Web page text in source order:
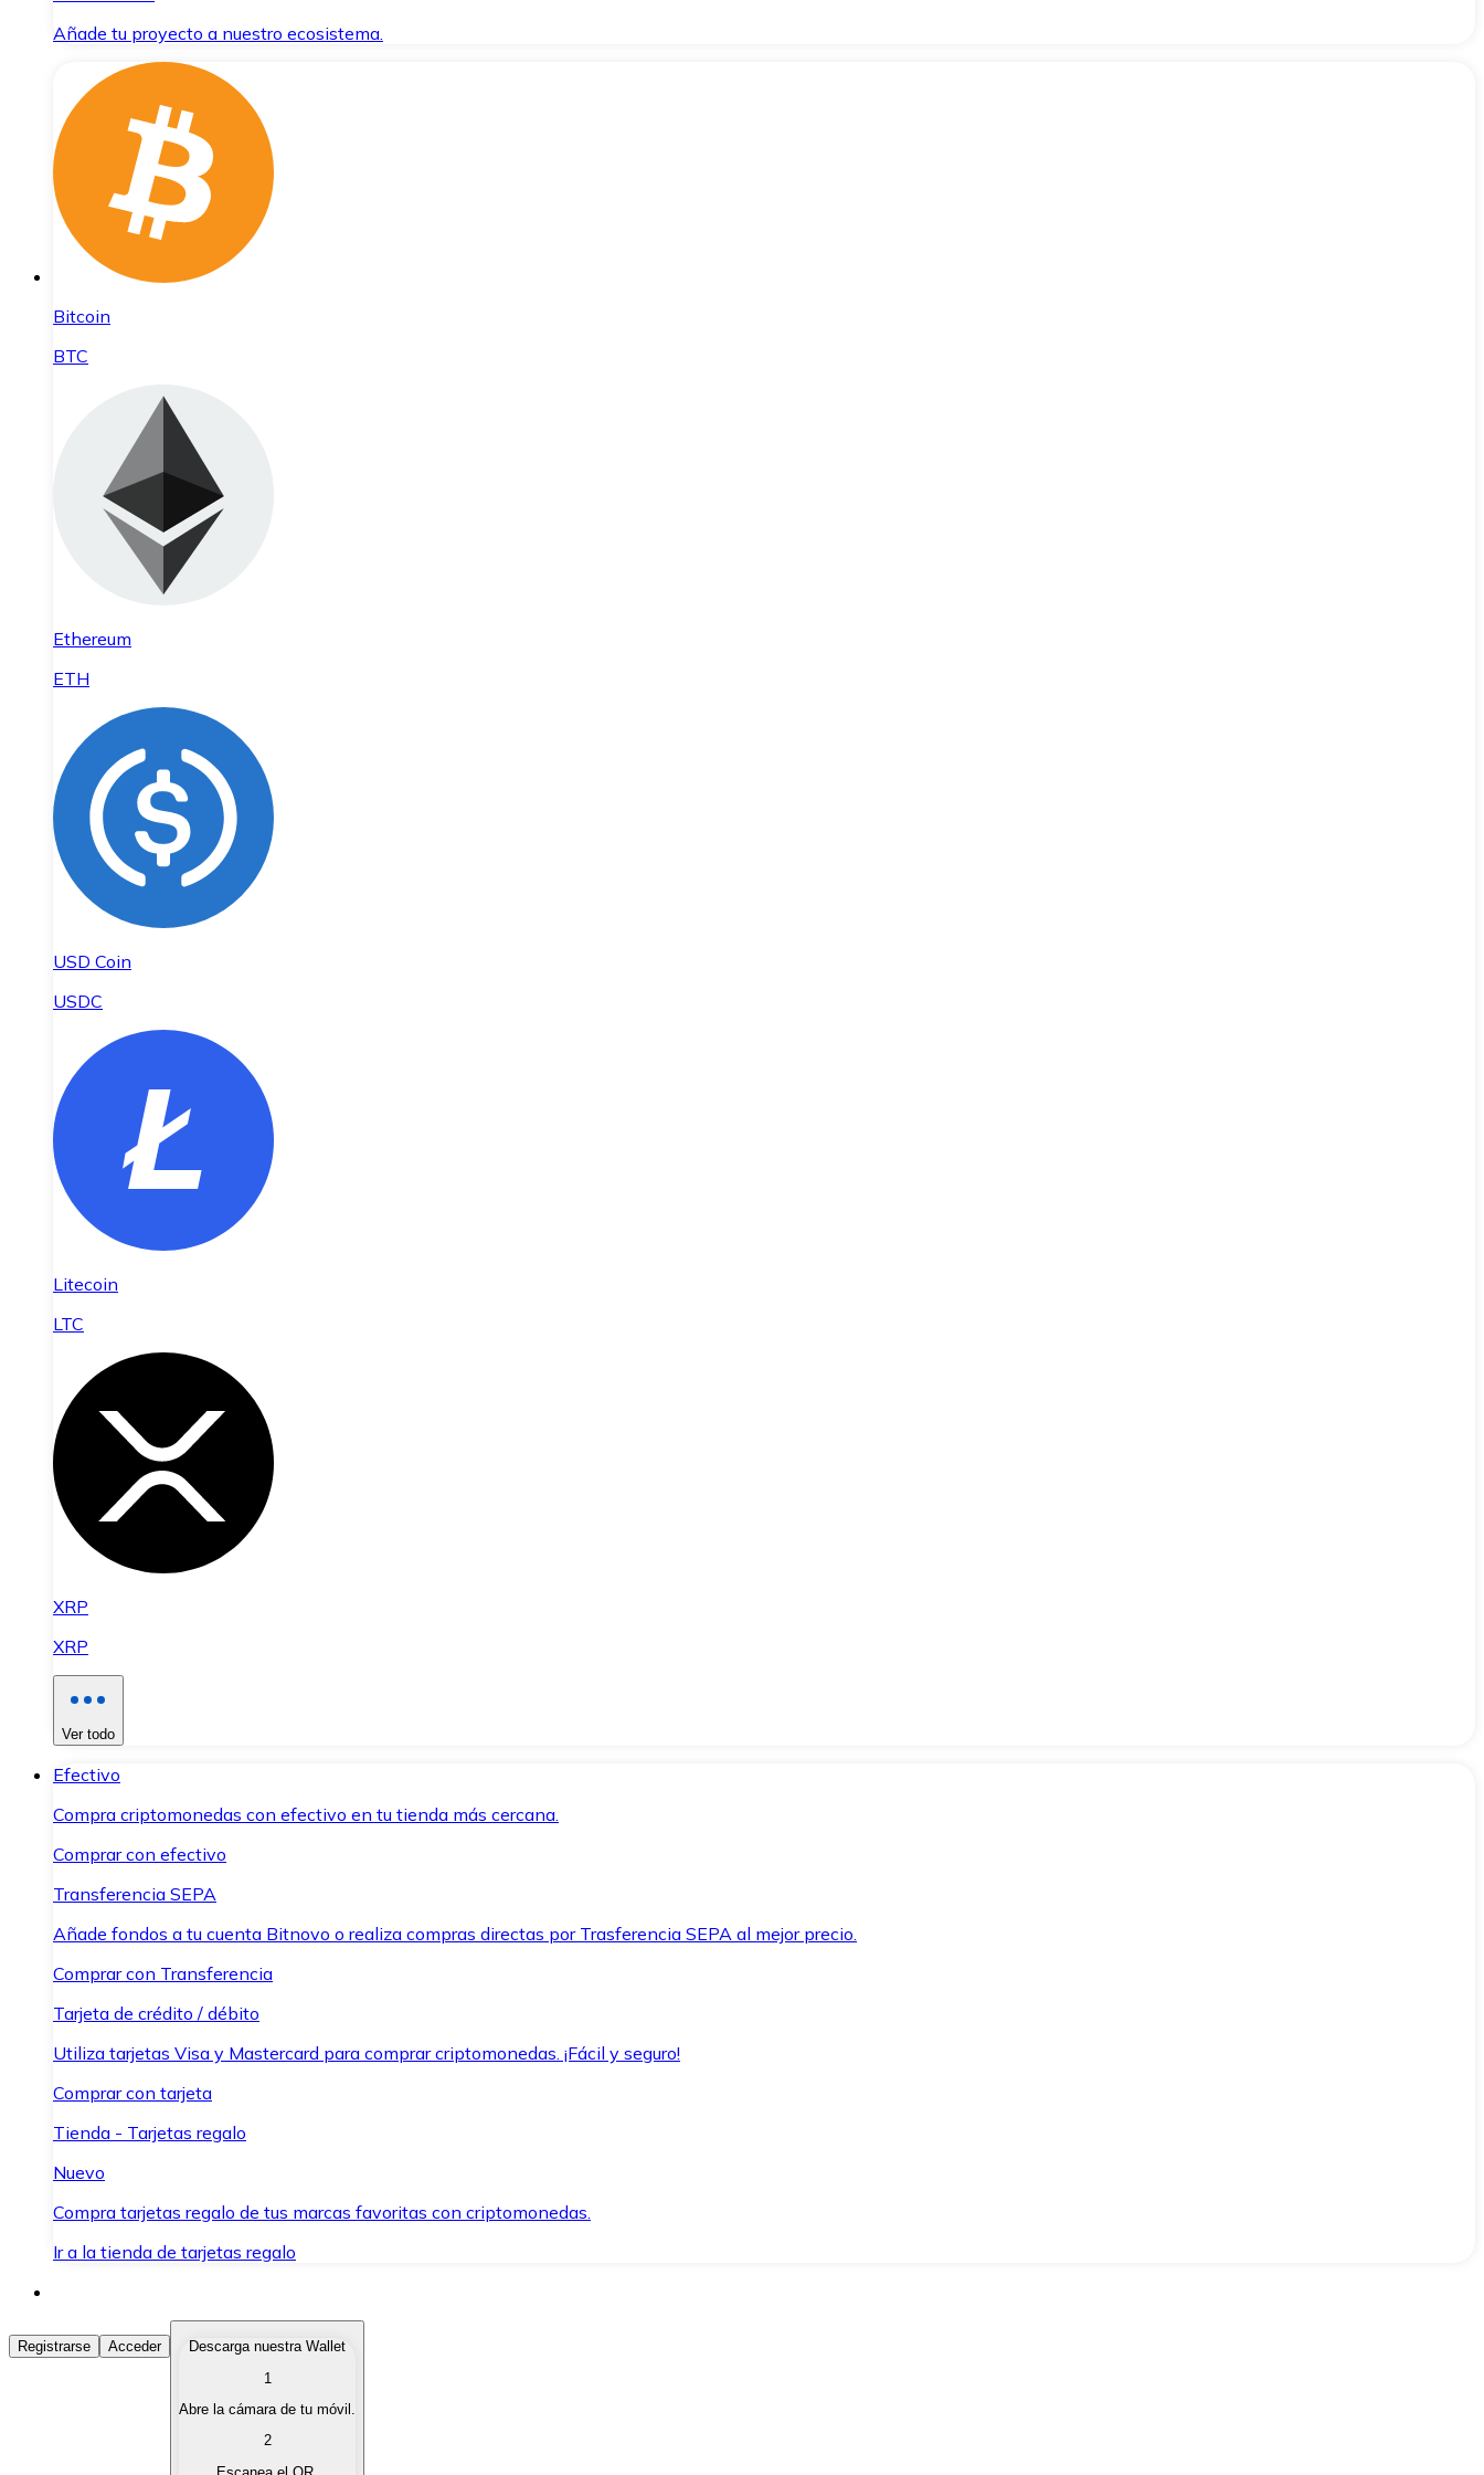
Añade tu proyecto a nuestro ecosistema.
Bitcoin
BTC
Ethereum
ETH
USD Coin
USDC
Litecoin
LTC
XRP
XRP
Ver todo
Efectivo
Compra criptomonedas con efectivo en tu tienda más cercana.
Comprar con efectivo
Transferencia SEPA
Añade fondos a tu cuenta Bitnovo o realiza compras directas por Trasferencia SEPA al mejor precio.
Comprar con Transferencia
Tarjeta de crédito / débito
Utiliza tarjetas Visa y Mastercard para comprar criptomonedas. ¡Fácil y seguro!
Comprar con tarjeta
Tienda - Tarjetas regalo
Nuevo
Compra tarjetas regalo de tus marcas favoritas con criptomonedas.
Ir a la tienda de tarjetas regalo
Comprar Criptomonedas
Compra criptomonedas con diferentes métodos de pago.
Vende tus criptomonedas de forma rápida y segura.
Registrarse Acceder
Descarga nuestra Wallet
1
Abre la cámara de tu móvil.
2